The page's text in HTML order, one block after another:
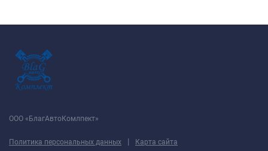
ООО «БлагАвтоКомлпект»
Политика персональных данных | Карта сайта